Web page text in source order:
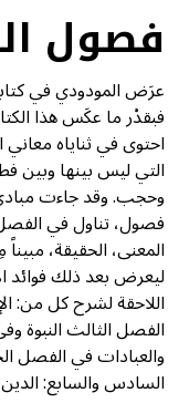
فصول
عرَض المودودي في
فبقدْر ما عكَس هذا
احتوى في ثناياه
التي ليس بينها وبين
وحجب. وقد جاءت
فصول، تناول في الفصل
المعنى، الحقيقة،
ليعرض بعد ذلك فوائد
اللاحقة لشرح كل من:
الفصل الثالث النبوة
والعبادات في
السادس والسابع: